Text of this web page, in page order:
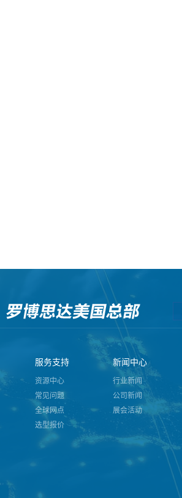
服务支持
资源中心
常见问题
全球网点
选型报价
新闻中心
行业新闻
公司新闻
展会活动